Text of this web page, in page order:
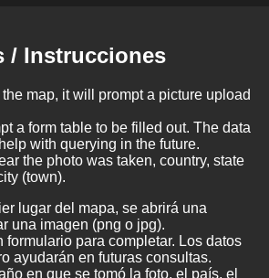
/ Instrucciones
map, it will prompt a picture upload
a form table to be filled out. The data
with querying in the future.
the photo was taken, country, state
(town).
lugar del mapa, se abrirá una
una imagen (png o jpg).
formulario para completar. Los datos
ayudarán en futuras consultas.
en que se tomó la foto, el país, el